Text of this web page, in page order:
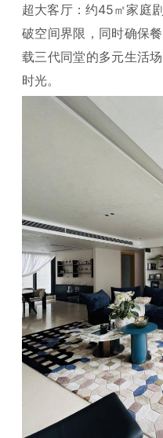
超大客厅：约45㎡家庭
破空间界限，同时确保
载三代同堂的多元生活
时光。